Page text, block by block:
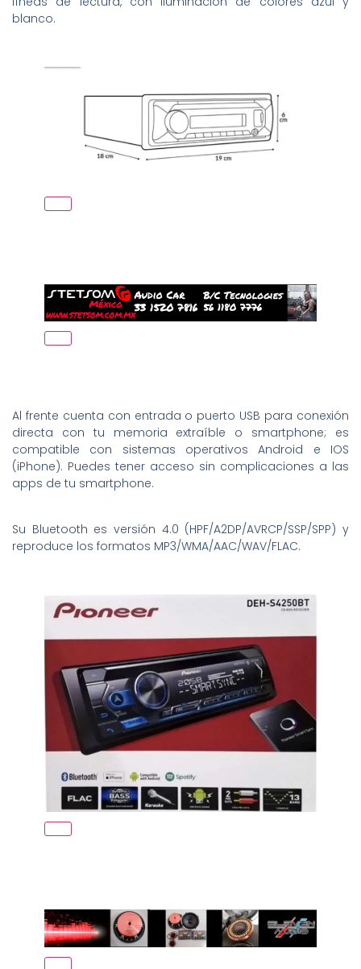
blanco.
Al frente cuenta con entrada o puerto USB para conexión
directa con tu memoria extraíble o smartphone; es
compatible con sistemas operativos Android e IOS
(iPhone). Puedes tener acceso sin complicaciones a las
apps de tu smartphone.
Su Bluetooth es versión 4.0 (HPF/A2DP/AVRCP/SSP/SPP) y
reproduce los formatos MP3/WMA/AAC/WAV/FLAC.